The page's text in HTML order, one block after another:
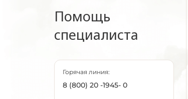
Помощь
специалиста
Горячая линия:
8 (800) 20 -1945- 0